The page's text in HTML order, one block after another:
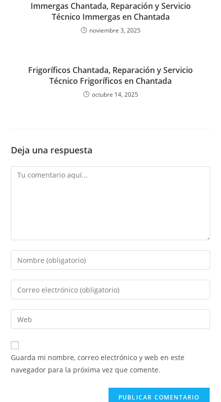
Immergas Chantada, Reparación y Servicio
Técnico Immergas en Chantada
noviembre 3, 2025
Frigoríficos Chantada, Reparación y Servicio
Técnico Frigoríficos en Chantada
octubre 14, 2025
Deja una respuesta
Comentario
Introduce
tu
nombre
de
usuario
para
comentar
Introduce
tu
dirección
de
electrónico
para
comentar
Introduce
la
URL
de
Guarda mi nombre, correo electrónico y web en este
navegador para la próxima vez que comente.